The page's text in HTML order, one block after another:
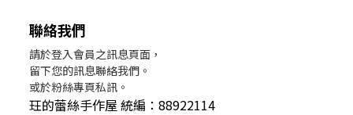
聯絡我們
請於登入會員之訊息頁面，
留下您的訊息聯絡我們。
或於粉絲專頁私訊。
玨的蕾絲手作屋 統編：88922114